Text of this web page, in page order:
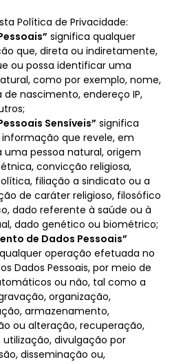
Política de Privacidade:
significa qualquer
que, direta ou indiretamente,
ou possa identificar uma
como por exemplo, nome,
de nascimento, endereço IP,
Sensíveis” significa
que revele, em
uma pessoa natural, origem
convicção religiosa,
filiação a sindicato ou a
de caráter religioso, filosófico
dado referente à saúde ou à
dado genético ou biométrico;
de Dados Pessoais”
operação efetuada no
Dados Pessoais, por meio de
ou não, tal como a
organização,
armazenamento,
ou alteração, recuperação,
utilização, divulgação por
disseminação ou,